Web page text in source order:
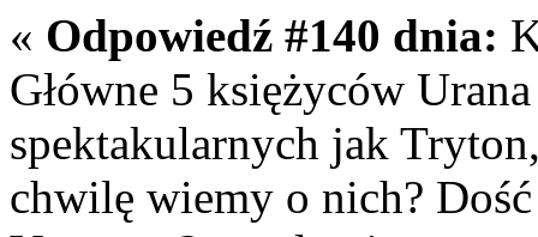
« Odpowiedź #140 dnia:
Główne 5 księżyców
spektakularnych jak
chwilę wiemy o nich?